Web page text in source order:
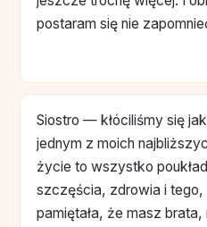
postaram się nie
Siostro — kłóciliśmy się
jednym z moich
życie to wszystko
szczęścia, zdrowia i
pamiętała, że masz